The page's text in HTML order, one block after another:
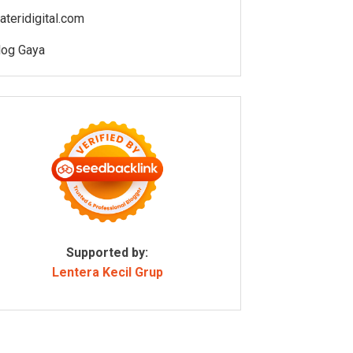
Gaya
Supported by:
Lentera Kecil Grup